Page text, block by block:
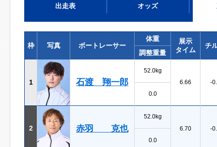
出走表 オッズ
枠 写真 ボートレーサー
体重
展示
タイム
チ
調整重量
1 石渡 翔一郎
52.0kg
6.66
-
0.0
2 赤羽 克也
52.0kg
6.70
-
0.0